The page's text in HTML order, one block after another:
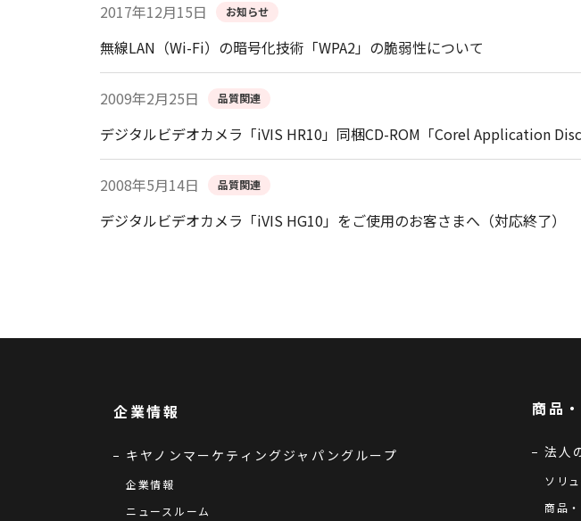
2017年12月15日 お知らせ
無線LAN（Wi-Fi）の暗号化技術「WPA2」の脆弱性について
2009年2月25日 品質関連
デジタルビデオカメラ「iVIS HR10」同梱CD-ROM「Corel Application
2008年5月14日 品質関連
デジタルビデオカメラ「iVIS HG10」をご使用のお客さまへ（対応終了）
企業情報
キヤノンマーケティングジャパングループ
企業情報
ニュースルーム
商品
法人
ソリ
商品